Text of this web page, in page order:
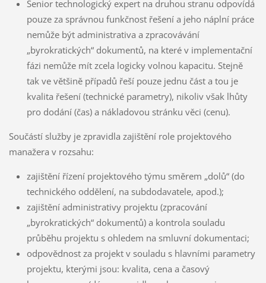
Senior technologický expert na druhou stranu odpovídá
pouze za správnou funkčnost řešení a jeho náplní práce
nemůže být administrativa a zpracovávání
„byrokratických“ dokumentů, na které v implementační
fázi nemůže mít zcela logicky volnou kapacitu. Stejně
tak ve většině případů řeší pouze jednu část a tou je
kvalita řešení (technické parametry), nikoliv však lhůty
pro dodání (čas) a nákladovou stránku věci (cenu).
Součástí služby je zpravidla zajištění role projektového
manažera v rozsahu:
zajištění řízení projektového týmu směrem „dolů“ (do
technického oddělení, na subdodavatele, apod.);
zajištění administrativy projektu (zpracování
„byrokratických“ dokumentů) a kontrola souladu
průběhu projektu s ohledem na smluvní dokumentaci;
odpovědnost za projekt v souladu s hlavními parametry
projektu, kterými jsou: kvalita, cena a časový